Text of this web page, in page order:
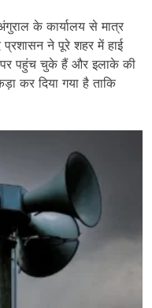
के कार्यालय से मात्र
ने पूरे शहर में हाई
पर पहुंच चुके हैं और इलाके की
कर दिया गया है ताकि